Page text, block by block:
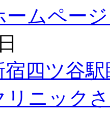
ームペー
四ツ谷駅
リニック